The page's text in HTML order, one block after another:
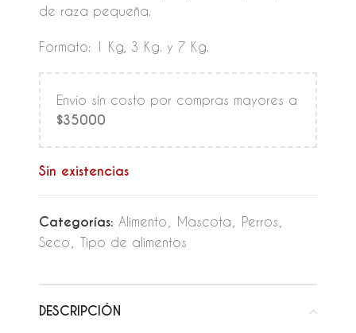
de raza pequeña.
Formato: 1 Kg, 3 Kg. y 7 Kg.
Envío sin costo por compras mayores a
$35000
Sin existencias
Categorías: Alimento Mascota Perros
Seco
Tipo de alimentos
DESCRIPCIÓN